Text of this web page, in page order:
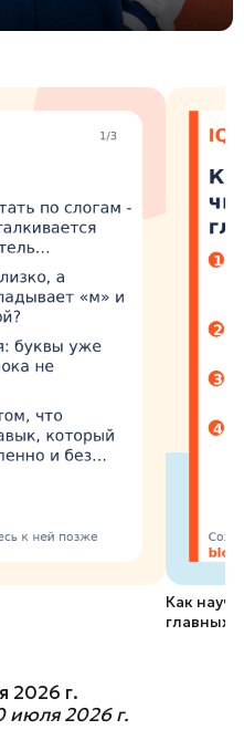
Как
главных
2026 г.
июля 2026 г.